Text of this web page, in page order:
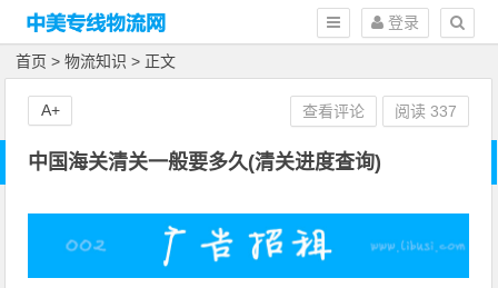
登录
首页 >物流知识 > 正文
中国海关清关一般要多久(清关进度查询)
查看评论 阅读337
A+